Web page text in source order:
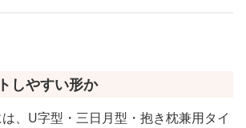
しやすい形か
、U字型・三日月型・抱き枕兼用タイ